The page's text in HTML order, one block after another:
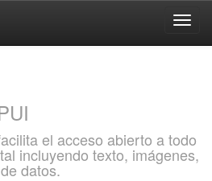
el acceso abierto a todo
incluyendo texto, imágenes,
datos.